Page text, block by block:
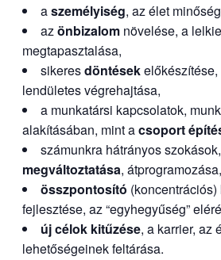
aszemélyiség, az élet
azönbizalom növelése, a
megtapasztalása,
sikeresdöntések
lendületes végrehajtása,
a munkatársi kapcsolatok,
alakításában, mint acsoport
számunkra hátrányos szokások,
megváltoztatása, átprogramozása,
összpontosító
fejlesztése, az “egyhegyűség”
új célok kitűzése, a karrier, az
lehetőségeinek feltárása.